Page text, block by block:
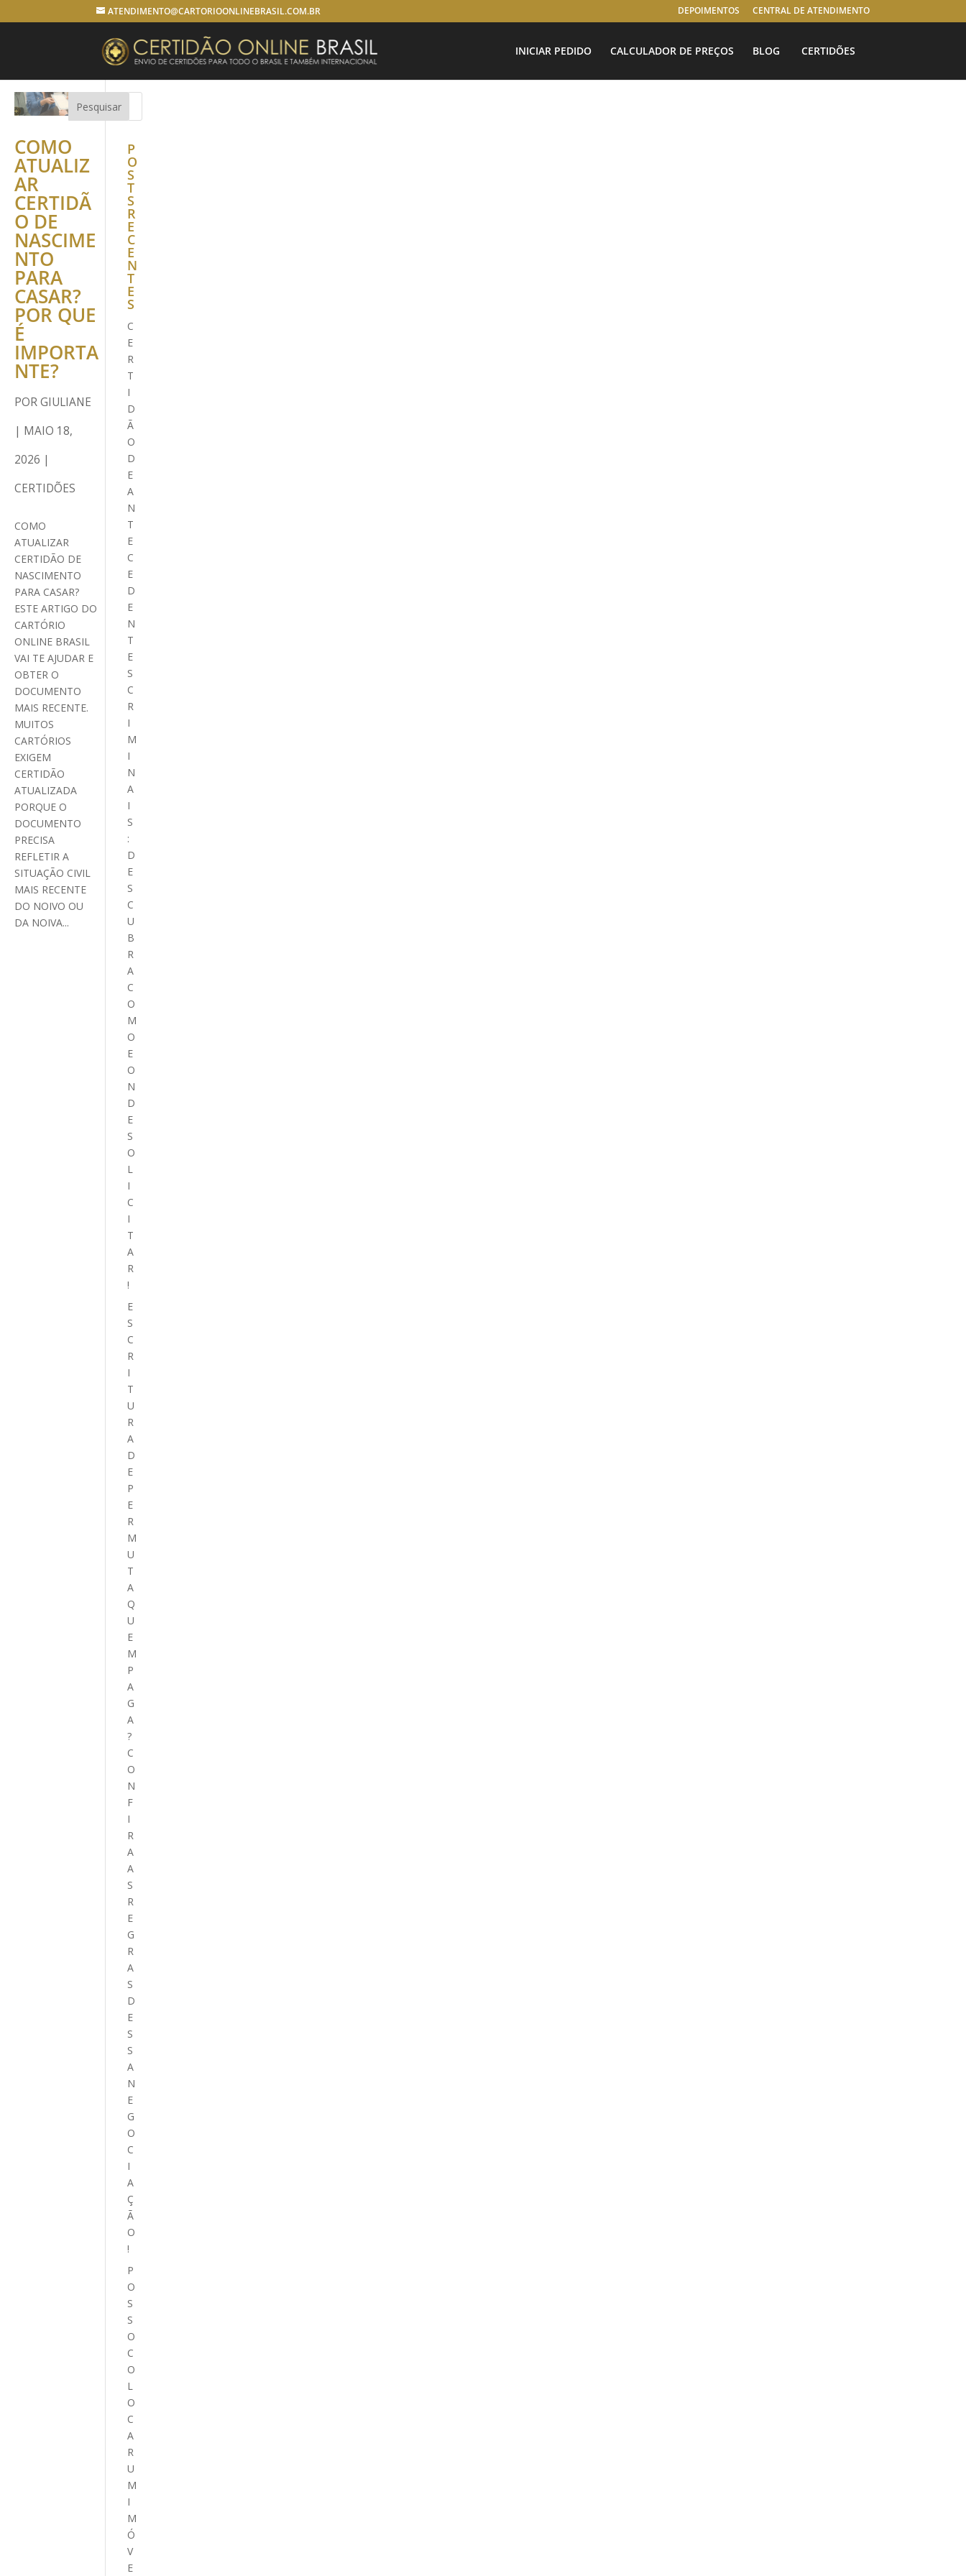
ATENDIMENTO@CARTORIOONLINEBRASIL.COM.BR DEPOIMENTOS CENTRAL DE ATENDIMENTO
INICIAR PEDIDO CALCULADOR DE PREÇOS BLOG CERTIDÕES
COMO
ATUALIZ
AR
CERTIDÃ
O DE
NASCIME
NTO
PARA
CASAR?
POR QUE
É
IMPORTA
NTE?
PORGIULIANE
| MAIO 18,
2026 |
CERTIDÕES
COMO
ATUALIZAR
CERTIDÃO DE
NASCIMENTO
PARA CASAR?
ESTE ARTIGO DO
CARTÓRIO
ONLINE BRASIL
VAI TE AJUDAR E
OBTER O
DOCUMENTO
MAIS RECENTE.
MUITOS
CARTÓRIOS
EXIGEM
CERTIDÃO
ATUALIZADA
PORQUE O
DOCUMENTO
PRECISA
REFLETIR A
SITUAÇÃO CIVIL
MAIS RECENTE
DO NOIVO OU
DA NOIVA...
P
O
S
T
S
R
E
C
E
N
T
E
S
C
E
R
T
I
D
Ã
O
D
E
A
N
T
E
C
E
D
E
N
T
E
S
C
R
I
M
I
N
A
I
S
:
D
E
S
C
U
B
R
A
C
O
M
O
E
O
N
D
E
S
O
L
I
C
I
T
A
R
!
E
S
C
R
I
T
U
R
A
D
E
P
E
R
M
U
T
A
Q
U
E
M
P
A
G
A
?
C
O
N
F
I
R
A
A
S
R
E
G
R
A
S
D
E
S
S
A
N
E
G
O
C
I
A
Ç
Ã
O
!
P
O
S
S
O
C
O
L
O
C
A
R
U
M
I
M
Ó
V
E